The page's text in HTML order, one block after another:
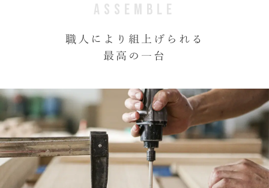
ASSEMBLE
職人により組上げられる
最高の一台